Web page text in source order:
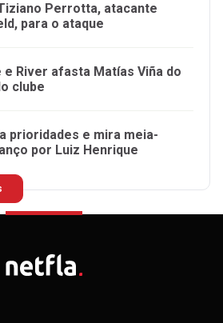
Perrotta, atacante
para o ataque
River afasta Matías Viña do
clube
prioridades e mira meia-
por Luiz Henrique